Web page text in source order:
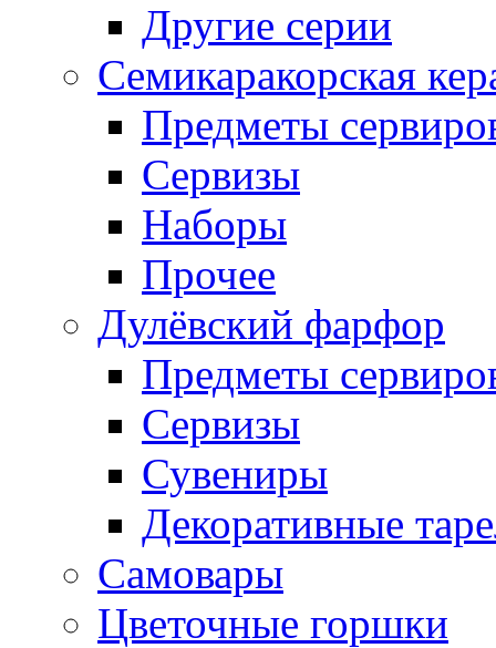
Другие серии
Семикаракорская
Предметы
Сервизы
Наборы
Прочее
Дулёвский фарфор
Предметы
Сервизы
Сувениры
Декоративные
Самовары
Цветочные горшки